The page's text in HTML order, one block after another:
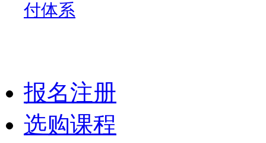
付体系
报名注册
选购课程